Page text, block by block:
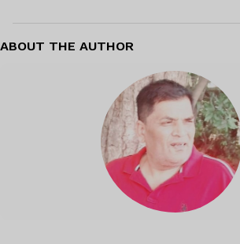
ABOUT THE AUTHOR